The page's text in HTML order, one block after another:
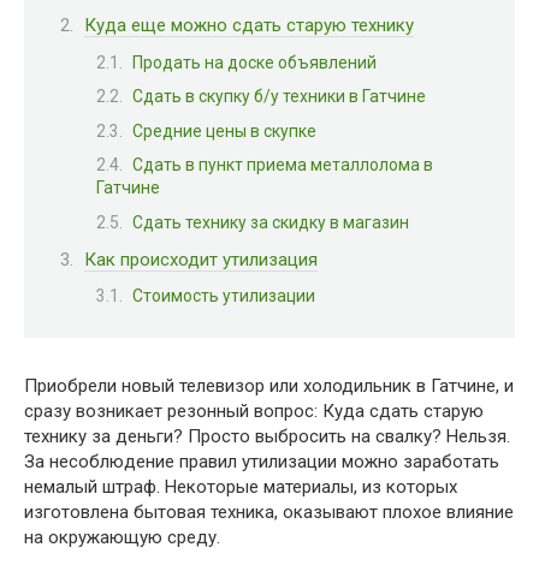
Куда еще можно сдать старую технику
Продать на доске объявлений
Сдать в скупку б/у техники в Гатчине
Средние цены в скупке
Сдать в пункт приема металлолома в
Гатчине
Сдать технику за скидку в магазин
Как происходит утилизация
Стоимость утилизации
Приобрели новый телевизор или холодильник в Гатчине, и
сразу возникает резонный вопрос: Куда сдать старую
технику за деньги? Просто выбросить на свалку? Нельзя.
За несоблюдение правил утилизации можно заработать
немалый штраф. Некоторые материалы, из которых
изготовлена бытовая техника, оказывают плохое влияние
на окружающую среду.